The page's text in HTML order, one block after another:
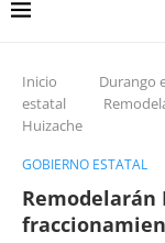
Inicio Durango
estatal
Huizache
GOBIERNO ESTATAL
Remodelarán